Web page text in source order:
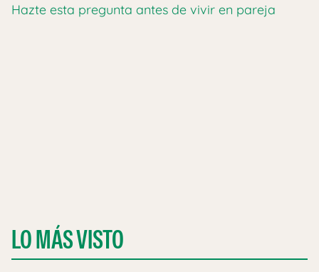
Hazte esta pregunta antes de vivir en pareja
LO MÁS VISTO